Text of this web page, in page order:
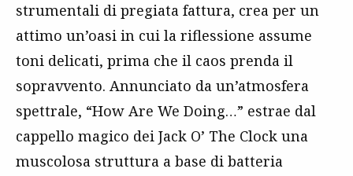
strumentali di pregiata fattura, crea per un
attimo un’oasi in cui la riflessione assume
toni delicati, prima che il caos prenda il
sopravvento. Annunciato da un’atmosfera
spettrale, “How Are We Doing…” estrae dal
cappello magico dei Jack O’ The Clock una
muscolosa struttura a base di batteria